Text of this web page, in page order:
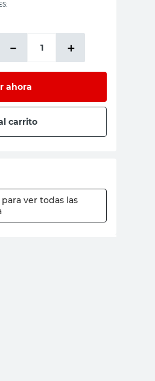
＋
－
ahora
carrito
para ver todas las